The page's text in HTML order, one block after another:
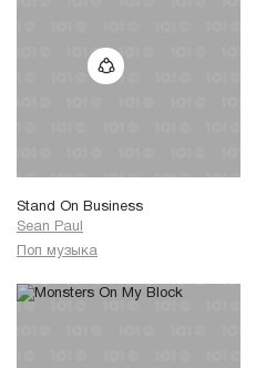
Stand On Business
Sean Paul
Поп музыка